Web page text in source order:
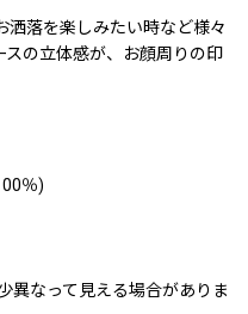
洒落を楽しみたい時など様々
スの立体感が、お顔周りの印
％)
異なって見える場合がありま